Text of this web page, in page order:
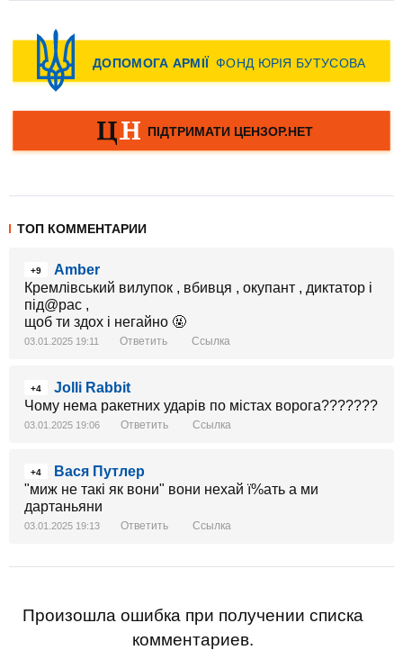
ТОП КОММЕНТАРИИ
+9
Amber
Кремлівський вилупок , вбивця , окупант , диктатор і
під@рас ,
щоб ти здох і негайно 🤬
03.01.2025 19:11 Ответить Ссылка
+4
Jolli Rabbit
Чому нема ракетних ударів по містах ворога???????
03.01.2025 19:06 Ответить Ссылка
+4
Вася Путлер
"миж не такі як вони" вони нехай ї%ать а ми
дартаньяни
03.01.2025 19:13 Ответить Ссылка
Произошла ошибка при получении списка
комментариев.